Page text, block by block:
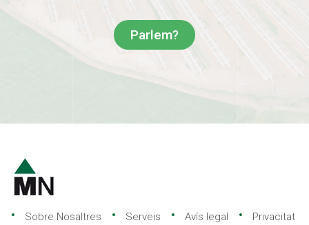
Parlem?
Sobre Nosaltres Serveis Avís legal Privacitat